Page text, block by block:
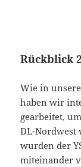
Rückblick
Wie in
haben wir
gearbeitet,
DL-Nordwest
wurden der
miteinander